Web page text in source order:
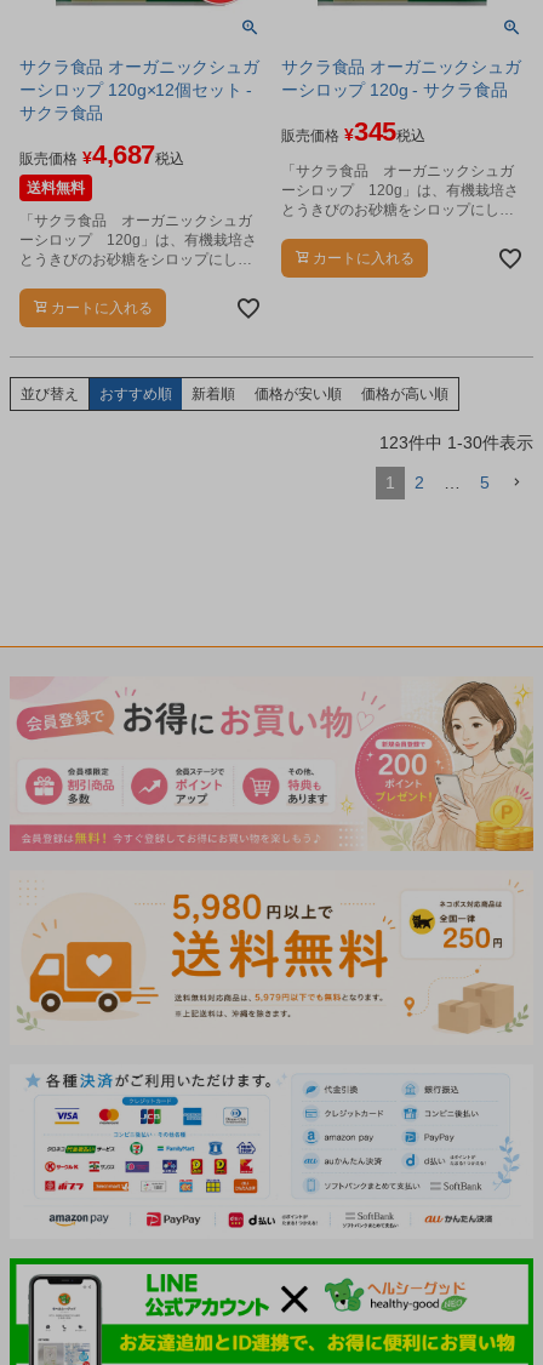
サクラ食品 オーガニックシュガ
ーシロップ 120g×12個セット -
サクラ食品
販売価格 ¥4,687税込
送料無料
「サクラ食品 オーガニックシュガ
ーシロップ 120g」は、有機栽培さ
とうきびのお砂糖をシロップにしま
カートに入れる
サクラ食品 オーガニックシュガ
ーシロップ 120g - サクラ食品
販売価格 ¥345税込
「サクラ食品 オーガニックシュガ
ーシロップ 120g」は、有機栽培さ
とうきびのお砂糖をシロップにしま
カートに入れる
並び替え おすすめ順 新着順 価格が安い順 価格が高い順
123件中 1-30件表示
1 2 … 5